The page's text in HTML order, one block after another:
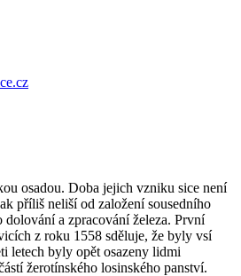
osadou. Doba jejich vzniku sice není
příliš neliší od založení sousedního
dolování a zpracování železa. První
z roku 1558 sděluje, že byly vsí
letech byly opět osazeny lidmi
žerotínského losinského panství.